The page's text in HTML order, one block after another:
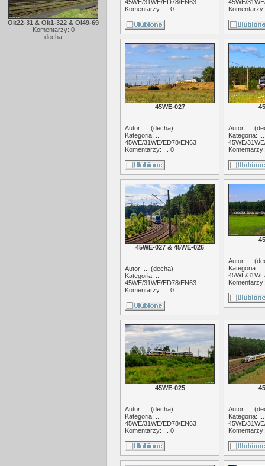
Ok22-31 & Ok1-322 & Ol49-69
Komentarzy: 0
decha
45WE/31WE/ED78/EN63
Komentarzy: ... 0
45WE/
45WE-027
Autor: ... (decha)
Kategoria: ...
45WE/31WE/ED78/EN63
Komentarzy: ... 0
Autor: ... (
Kategoria: ...
45WE/
45WE-027 & 45WE-026
Autor: ... (decha)
Kategoria: ...
45WE/31WE/ED78/EN63
Komentarzy: ... 0
Autor: ... (
Kategoria: ...
45WE/
45WE-025
Autor: ... (decha)
Kategoria: ...
45WE/31WE/ED78/EN63
Komentarzy: ... 0
Autor: ... (
Kategoria: ...
45WE/